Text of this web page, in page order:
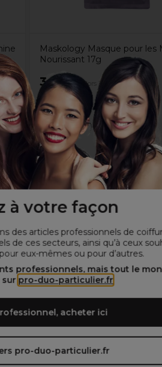
à votre façon
des articles professionnels de
de ces secteurs, ainsi qu’à ceux
eux-mêmes ou pour d’autres.
professionnels, mais tout le
sur pro-duo-particulier.fr
acheter ici
pro-duo-particulier.fr
Maskology Masque pour les
Nourissant 17g
3,80€ Hors TVA